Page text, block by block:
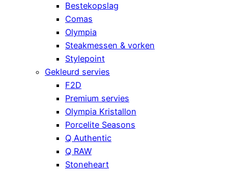
Bestekopslag
Comas
Olympia
Steakmessen & vorken
Stylepoint
Gekleurd servies
F2D
Premium servies
Olympia Kristallon
Porcelite Seasons
Q Authentic
Q RAW
Stoneheart